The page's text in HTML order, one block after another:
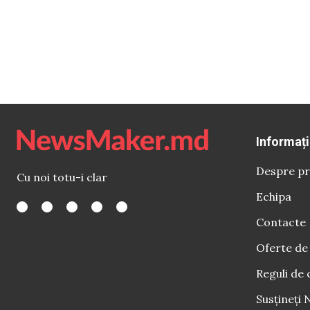
Cu noi totu-i clar
Despre
Echipa
Contacte
Oferte
Reguli de
Susțineți